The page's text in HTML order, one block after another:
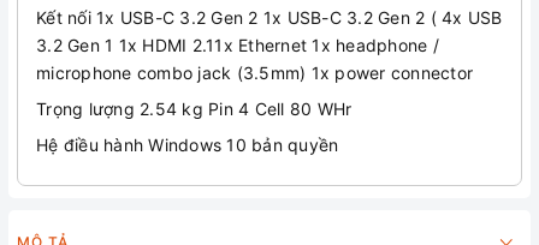
Kết nối 1x USB-C 3.2 Gen 2 1x USB-C 3.2 Gen 2 ( 4x USB
3.2 Gen 1 1x HDMI 2.11x Ethernet 1x headphone /
microphone combo jack (3.5mm) 1x power connector
Trọng lượng 2.54 kg Pin 4 Cell 80 WHr
Hệ điều hành Windows 10 bản quyền